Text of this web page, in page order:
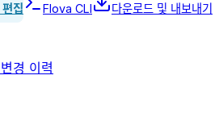
집 Flova CLI 다운로드 및 내보내기
변경 이력